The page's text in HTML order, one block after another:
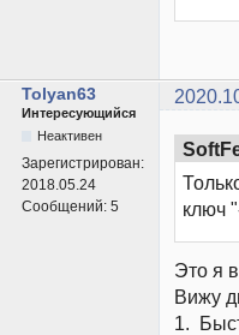
Tolyan63
Интересующийся
Неактивен
Зарегистрирован:
2018.05.24
Сообщений: 5
ключ
Это я
Вижу
1.